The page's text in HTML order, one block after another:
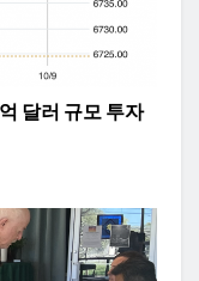
달러 규모 투자